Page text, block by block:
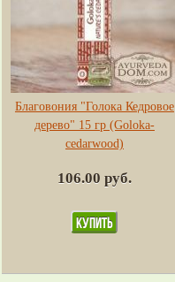
Благовония "Голока Кедровое
дерево" 15 гр (Goloka-
cedarwood)
106.00 руб.